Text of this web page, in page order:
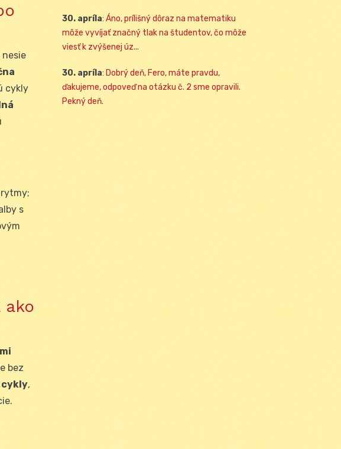
nesie
cykly
s
bez
,
30. apríla: Áno, prílišný dôraz na matematiku
môže vyvíjať značný tlak na študentov, čo môže
viesť k zvýšenej úz...
30. apríla: Dobrý deň, Fero, máte pravdu,
ďakujeme, odpoveď na otázku č. 2 sme opravili.
Pekný deň.